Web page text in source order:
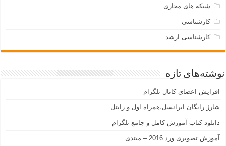
شبکه های مجازی
کارشناسی
کارشناسی ارشد
نوشته‌های تازه
افزایش اعضای کانال تلگرام
شارژ رایگان ایرانسل،همراه اول و رایتل
دانلود کتاب آموزش کامل و جامع تلگرام
آموزش تصویری ورد 2016 – مبتدی